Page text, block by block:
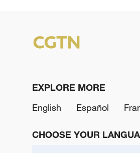
EXPLORE MORE
English
Español
CHOOSE YOUR